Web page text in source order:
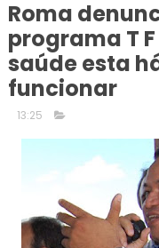
Roma
programa T
saúde esta
funcionar
13:25